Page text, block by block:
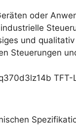
oder
und
Steuerungen